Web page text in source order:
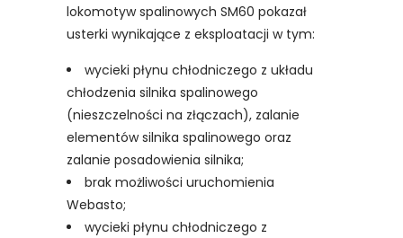
lokomotyw spalinowych SM60 pokazał
usterki wynikające z eksploatacji w tym:
wycieki płynu chłodniczego z układu
chłodzenia silnika spalinowego
(nieszczelności na złączach), zalanie
elementów silnika spalinowego oraz
zalanie posadowienia silnika;
brak możliwości uruchomienia
Webasto;
wycieki płynu chłodniczego z